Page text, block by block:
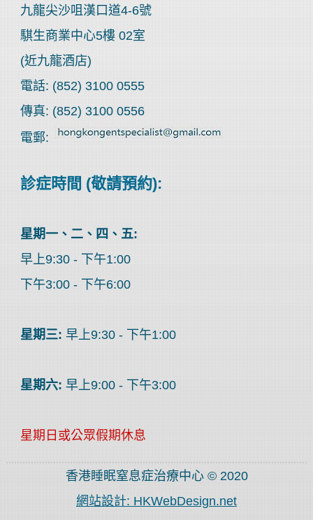
九龍尖沙咀漢口道4-6號
騏生商業中心5樓 02室
(近九龍酒店)
電話: (852) 3100 0555
傳真: (852) 3100 0556
電郵:
診症時間 (敬請預約):
星期一、二、四、五:
早上9:30 - 下午1:00
下午3:00 - 下午6:00
星期三: 早上9:30 - 下午1:00
星期六: 早上9:00 - 下午3:00
星期日或公眾假期休息
香港睡眠窒息症治療中心 © 2020
網站設計: HKWebDesign.net